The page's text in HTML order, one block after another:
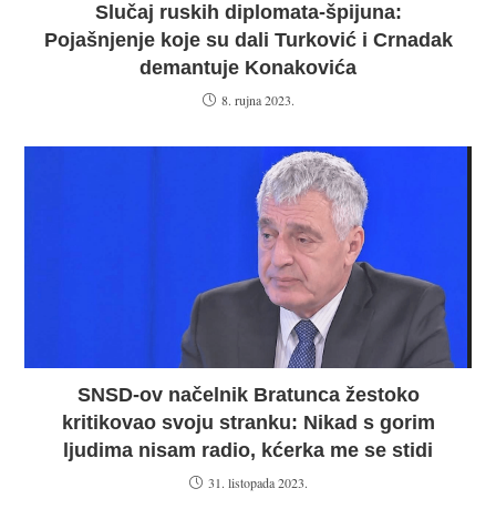
Slučaj ruskih diplomata-špijuna:
Pojašnjenje koje su dali Turković i Crnadak
demantuje Konakovića
8. rujna 2023.
SNSD-ov načelnik Bratunca žestoko
kritikovao svoju stranku: Nikad s gorim
ljudima nisam radio, kćerka me se stidi
31. listopada 2023.